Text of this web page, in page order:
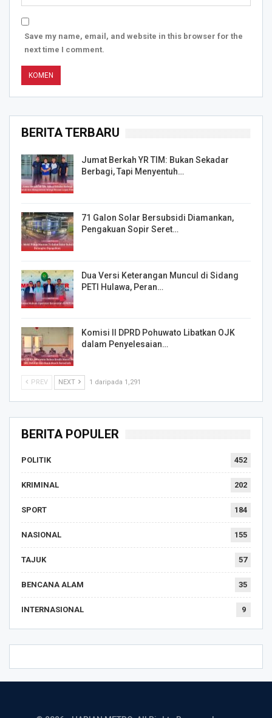
Save my name, email, and website in this browser for the
next time I comment.
BERITA TERBARU
Jumat Berkah YR TIM: Bukan Sekadar
Berbagi, Tapi Menyentuh…
71 Galon Solar Bersubsidi Diamankan,
Pengakuan Sopir Seret…
Dua Versi Keterangan Muncul di Sidang
PETI Hulawa, Peran…
Komisi II DPRD Pohuwato Libatkan OJK
dalam Penyelesaian…
PREV NEXT 1 daripada 1,291
BERITA POPULER
POLITIK 452
KRIMINAL 202
SPORT 184
NASIONAL 155
TAJUK 57
BENCANA ALAM 35
INTERNASIONAL 9